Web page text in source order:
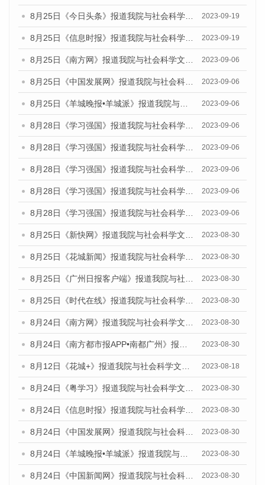
8月25日《今日头条》报道我院与社会科学文献出版社联合发布《广州蓝皮书：广州创新型城市发展报告（2023）》的媒体文章 2023-09-19
8月25日《信息时报》报道我院与社会科学文献出版社联合发布《广州蓝皮书：广州创新型城市发展报告（2023）》的媒体文章 2023-09-19
8月25日《南方网》报道我院与社会科学文献出版社联合发布《广州蓝皮书：广州创新型城市发展报告（2023）》的媒体文章 2023-09-06
8月25日《中国发展网》报道我院与社会科学文献出版社联合发布《广州蓝皮书：广州创新型城市发展报告（2023）》的媒体文章 2023-09-06
8月25日《羊城晚报•羊城派》报道我院与社会科学文献出版社联合发布《广州蓝皮书：广州创新型城市发展报告（2023）》的媒体文章 2023-09-06
8月28日《学习强国》报道我院与社会科学文献出版社联合发布《广州蓝皮书：广州创新型城市发展报告（2023）》的媒体文章 2023-09-06
8月28日《学习强国》报道我院与社会科学文献出版社联合发布《广州蓝皮书：广州创新型城市发展报告（2023）》的媒体文章 2023-09-06
8月28日《学习强国》报道我院与社会科学文献出版社联合发布《广州蓝皮书：广州创新型城市发展报告（2023）》的媒体文章 2023-09-06
8月28日《学习强国》报道我院与社会科学文献出版社联合发布《广州蓝皮书：广州创新型城市发展报告（2023）》的媒体文章 2023-09-06
8月28日《学习强国》报道我院与社会科学文献出版社联合发布《广州蓝皮书：广州创新型城市发展报告（2023）》的媒体文章 2023-09-06
8月25日《新快网》报道我院与社会科学文献出版社联合发布《广州蓝皮书：广州文化产业发展报告（2023）》的媒体文章 2023-08-30
8月25日《花城新闻》报道我院与社会科学文献出版社联合发布《广州蓝皮书：广州文化产业发展报告（2023）》的媒体文章 2023-08-30
8月25日《广州日报客户端》报道我院与社会科学文献出版社联合发布《广州蓝皮书：广州文化产业发展报告（2023）》的媒体文章 2023-08-30
8月25日《时代在线》报道我院与社会科学文献出版社联合发布《广州蓝皮书：广州文化产业发展报告（2023）》的媒体文章 2023-08-30
8月24日《南方网》报道我院与社会科学文献出版社联合发布《广州蓝皮书：广州文化产业发展报告（2023）》的媒体文章 2023-08-30
8月24日《南方都市报APP•南都广州》报道我院与社会科学文献出版社联合发布《广州蓝皮书：广州文化产业发展报告（2023）》的媒体文章 2023-08-30
8月12日《花城+》报道我院与社会科学文献出版社联合发布的《广州蓝皮书：广州社会发展报告（2023）》视频采访 2023-08-18
8月24日《粤学习》报道我院与社会科学文献出版社联合发布《广州蓝皮书：广州文化产业发展报告（2023）》的媒体文章 2023-08-30
8月24日《信息时报》报道我院与社会科学文献出版社联合发布《广州蓝皮书：广州文化产业发展报告（2023）》的媒体文章 2023-08-30
8月24日《中国发展网》报道我院与社会科学文献出版社联合发布《广州蓝皮书：广州文化产业发展报告（2023）》的媒体文章 2023-08-30
8月24日《羊城晚报•羊城派》报道我院与社会科学文献出版社联合发布《广州蓝皮书：广州文化产业发展报告（2023）》的媒体文章 2023-08-30
8月24日《中国新闻网》报道我院与社会科学文献出版社联合发布《广州蓝皮书：广州文化产业发展报告（2023）》的媒体文章 2023-08-30